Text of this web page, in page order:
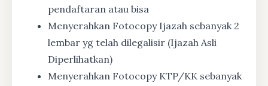
pendaftaran atau bisa
Menyerahkan Fotocopy Ijazah sebanyak 2
lembar yg telah dilegalisir (Ijazah Asli
Diperlihatkan)
Menyerahkan Fotocopy KTP/KK sebanyak